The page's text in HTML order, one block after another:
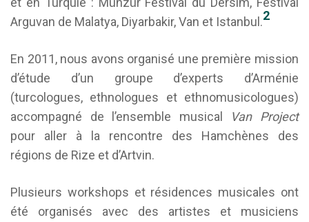
Arguvan de Malatya, Diyarbakir, Van et Istanbul.2
En 2011, nous avons organisé une première mission
d’étude d’un groupe d’experts d’Arménie
(turcologues, ethnologues et ethnomusicologues)
accompagné de l’ensemble musical
Van Project
pour aller à la rencontre des Hamchènes des
régions de Rize et d’Artvin.
Plusieurs workshops et résidences musicales ont
été organisés avec des artistes et musiciens